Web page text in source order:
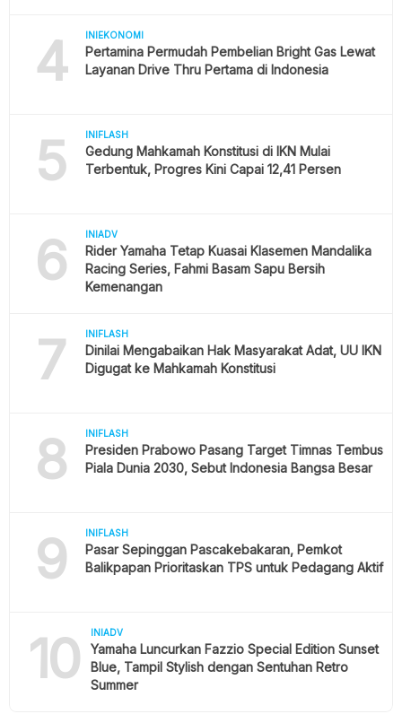
4 INIEKONOMI
Pertamina Permudah Pembelian Bright Gas Lewat
Layanan Drive Thru Pertama di Indonesia
5 INIFLASH
Gedung Mahkamah Konstitusi di IKN Mulai
Terbentuk, Progres Kini Capai 12,41 Persen
6 INIADV
Rider Yamaha Tetap Kuasai Klasemen Mandalika
Racing Series, Fahmi Basam Sapu Bersih
Kemenangan
7 INIFLASH
Dinilai Mengabaikan Hak Masyarakat Adat, UU IKN
Digugat ke Mahkamah Konstitusi
8 INIFLASH
Presiden Prabowo Pasang Target Timnas Tembus
Piala Dunia 2030, Sebut Indonesia Bangsa Besar
9 INIFLASH
Pasar Sepinggan Pascakebakaran, Pemkot
Balikpapan Prioritaskan TPS untuk Pedagang Aktif
10 INIADV
Yamaha Luncurkan Fazzio Special Edition Sunset
Blue, Tampil Stylish dengan Sentuhan Retro
Summer